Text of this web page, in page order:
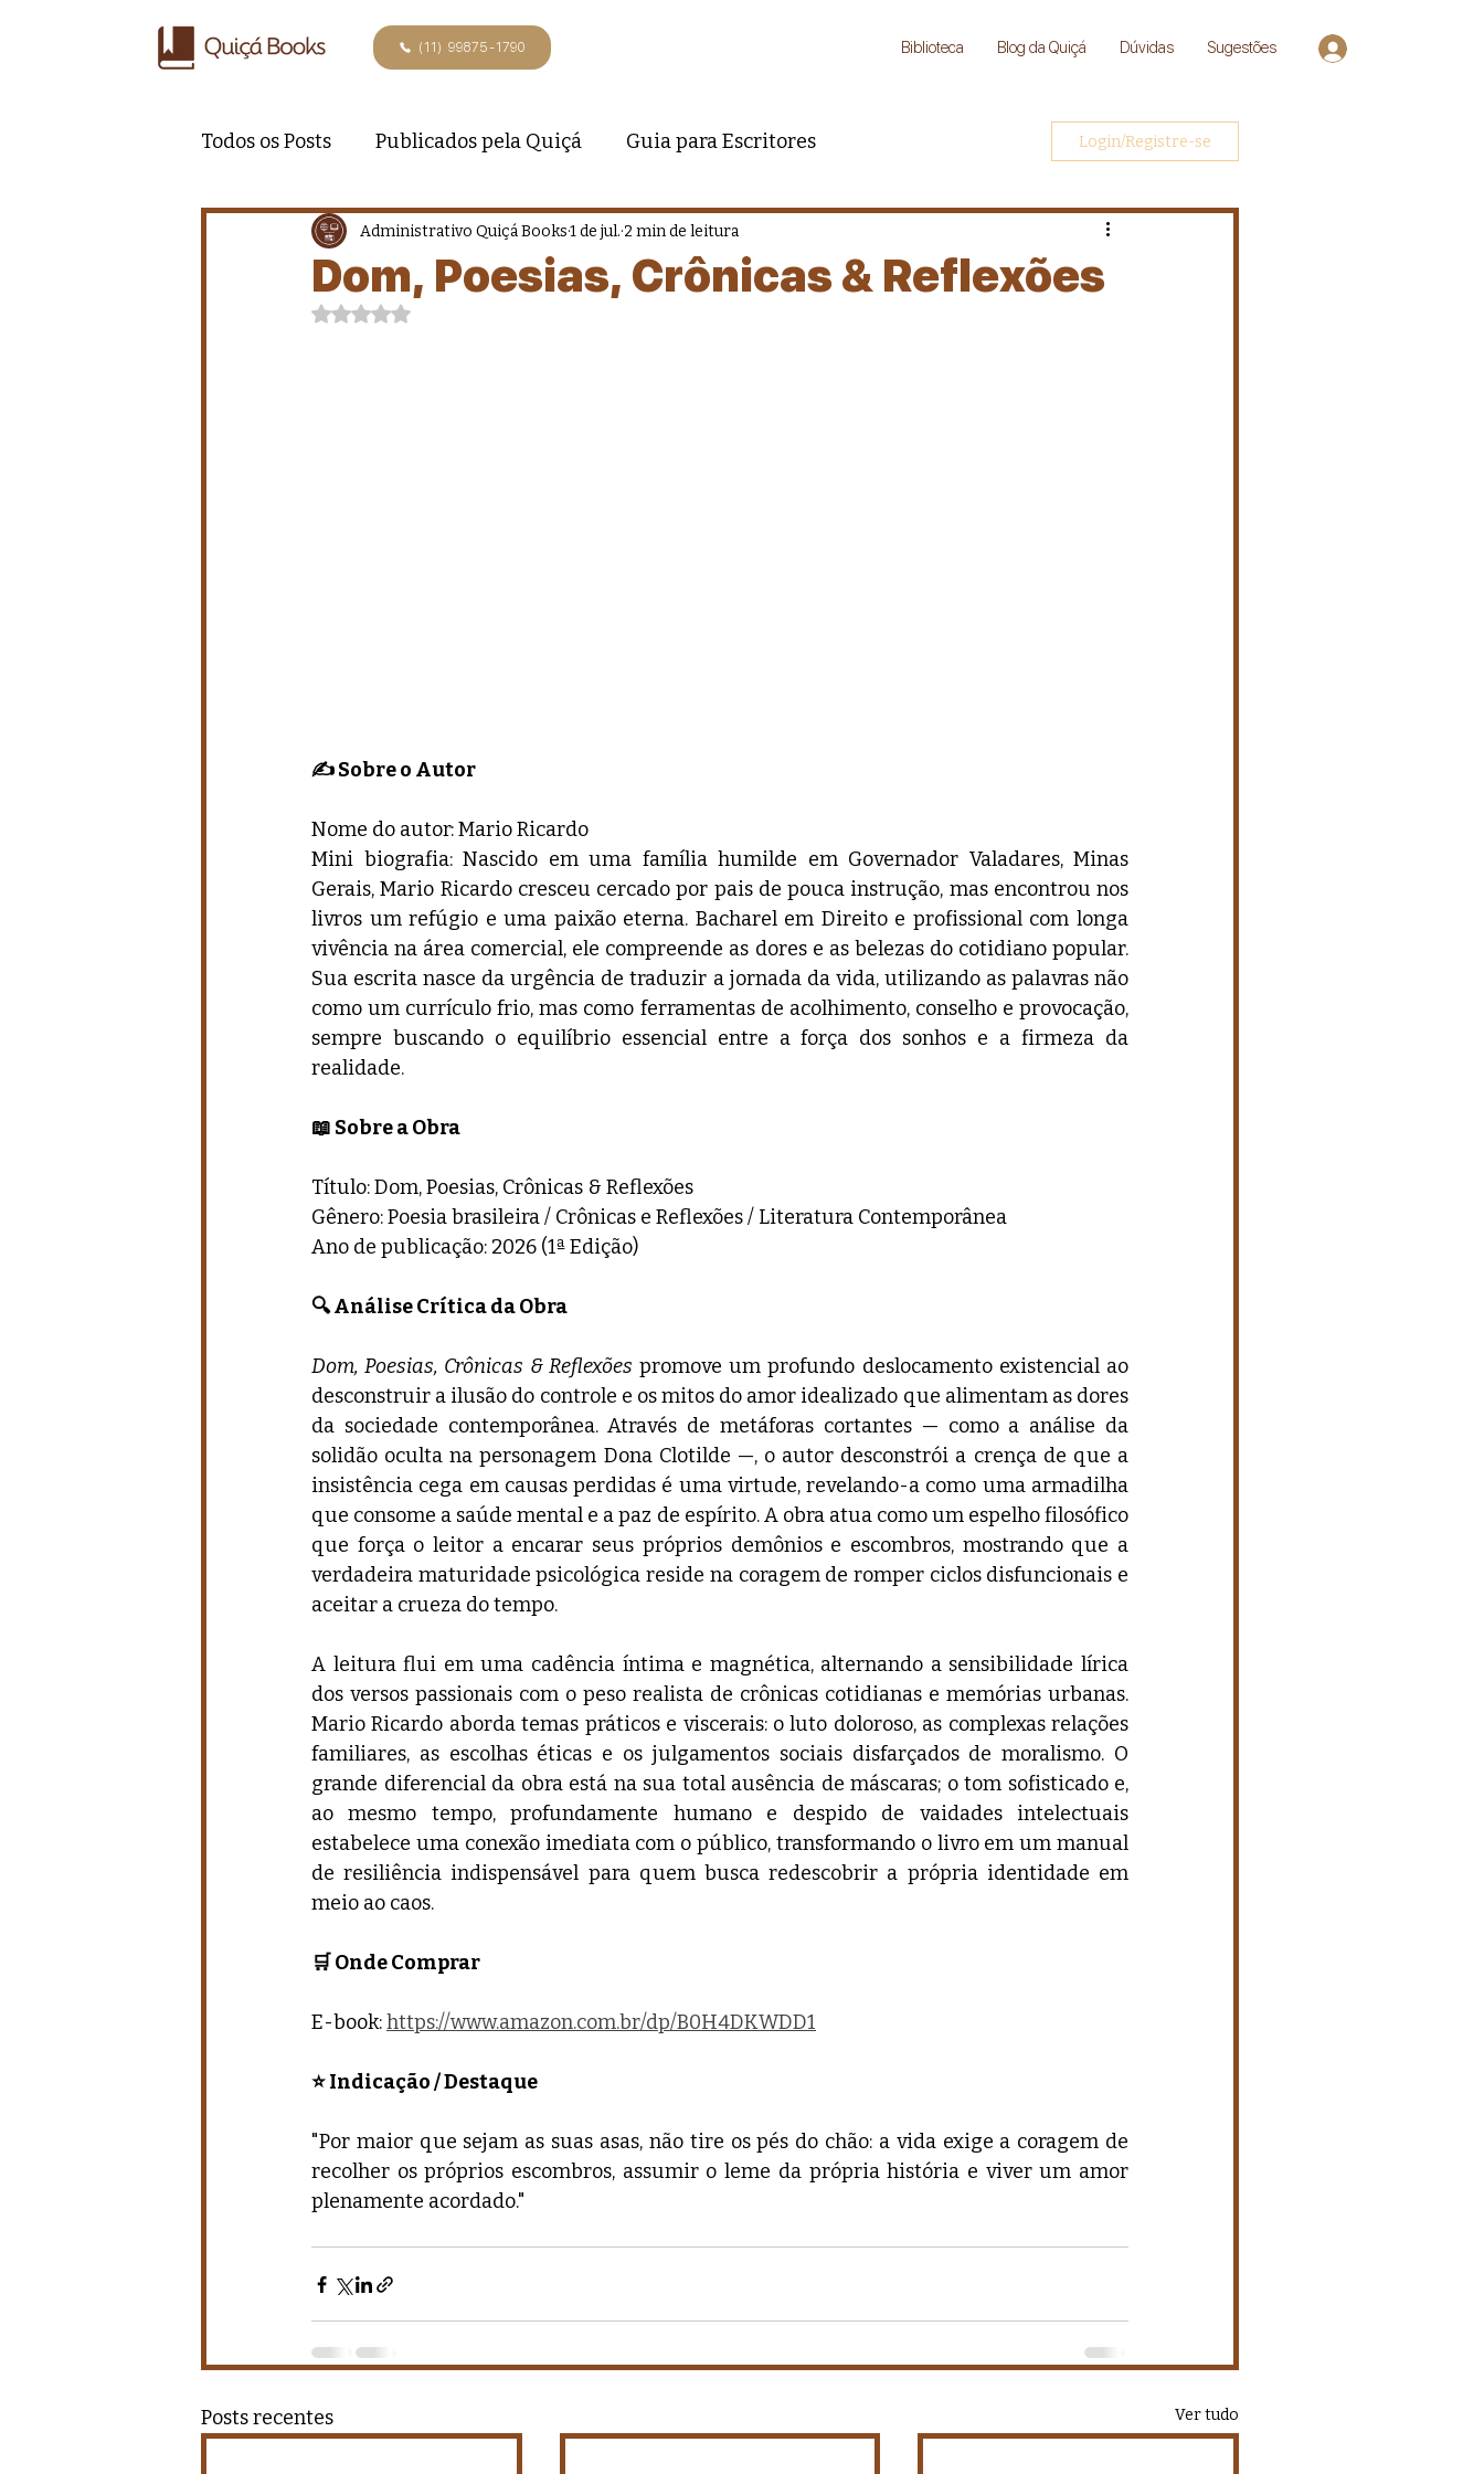
(11) 99875-1790 Biblioteca Blog da Quiçá Dúvidas Sugestões
Todos os Posts Publicados pela Quiçá Guia para Escritores Login/Registre-se
Dom, Poesias, Crônicas & Reflexões
Administrativo Quiçá Books1 de jul. 2 min de leitura
Avaliado com NaN de 5 estrelas.
✍️ Sobre o Autor
Nome do autor: Mario Ricardo
Mini biografia: Nascido em uma família humilde em Governador Valadares, Minas
Gerais, Mario Ricardo cresceu cercado por pais de pouca instrução, mas encontrou nos
livros um refúgio e uma paixão eterna. Bacharel em Direito e profissional com longa
vivência na área comercial, ele compreende as dores e as belezas do cotidiano popular.
Sua escrita nasce da urgência de traduzir a jornada da vida, utilizando as palavras não
como um currículo frio, mas como ferramentas de acolhimento, conselho e provocação,
sempre buscando o equilíbrio essencial entre a força dos sonhos e a firmeza da
realidade.
📖 Sobre a Obra
Título: Dom, Poesias, Crônicas & Reflexões
Gênero: Poesia brasileira / Crônicas e Reflexões / Literatura Contemporânea
Ano de publicação: 2026 (1ª Edição)
🔍 Análise Crítica da Obra
Dom, Poesias, Crônicas & Reflexões promove um profundo deslocamento existencial ao
desconstruir a ilusão do controle e os mitos do amor idealizado que alimentam as dores
da sociedade contemporânea. Através de metáforas cortantes — como a análise da
solidão oculta na personagem Dona Clotilde —, o autor desconstrói a crença de que a
insistência cega em causas perdidas é uma virtude, revelando-a como uma armadilha
que consome a saúde mental e a paz de espírito. A obra atua como um espelho filosófico
que força o leitor a encarar seus próprios demônios e escombros, mostrando que a
verdadeira maturidade psicológica reside na coragem de romper ciclos disfuncionais e
aceitar a crueza do tempo.
A leitura flui em uma cadência íntima e magnética, alternando a sensibilidade lírica
dos versos passionais com o peso realista de crônicas cotidianas e memórias urbanas.
Mario Ricardo aborda temas práticos e viscerais: o luto doloroso, as complexas relações
familiares, as escolhas éticas e os julgamentos sociais disfarçados de moralismo. O
grande diferencial da obra está na sua total ausência de máscaras; o tom sofisticado e,
ao mesmo tempo, profundamente humano e despido de vaidades intelectuais
estabelece uma conexão imediata com o público, transformando o livro em um manual
de resiliência indispensável para quem busca redescobrir a própria identidade em
meio ao caos.
🛒 Onde Comprar
E-book: https://www.amazon.com.br/dp/B0H4DKWDD1
⭐ Indicação / Destaque
"Por maior que sejam as suas asas, não tire os pés do chão: a vida exige a coragem de
recolher os próprios escombros, assumir o leme da própria história e viver um amor
plenamente acordado."
Posts recentes Ver tudo